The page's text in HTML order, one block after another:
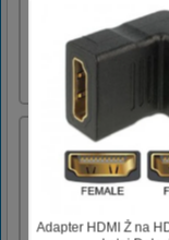
poskušate pre [...]